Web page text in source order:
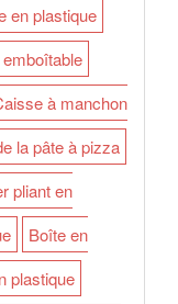
en plastique
à manchon
la pâte à pizza
pliant en
Boîte en
plastique